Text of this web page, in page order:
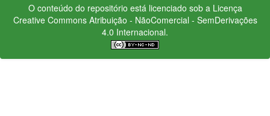
O conteúdo do repositório está licenciado sob a Licença
Creative CommonsAtribuição - NãoComercial - SemDerivações
4.0 Internacional.